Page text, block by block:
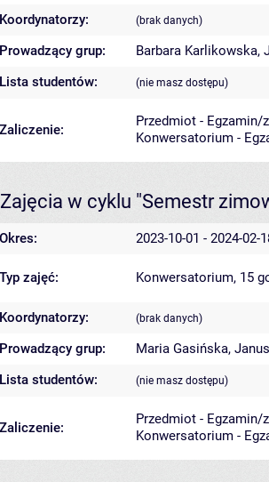
Koordynatorzy: (brak danych)
Prowadzący grup: Barbara Karlikowska,
Lista studentów:
(nie masz dostępu)
Zaliczenie:
Przedmiot -
Konwersatorium -
Zajęcia w cyklu "Semestr
Okres: 2023-10-01 - 2024-02-
Typ zajęć: Konwersatorium, 15
Koordynatorzy: (brak danych)
Prowadzący grup: Maria Gasińska,
Lista studentów:
(nie masz dostępu)
Zaliczenie:
Przedmiot -
Konwersatorium -